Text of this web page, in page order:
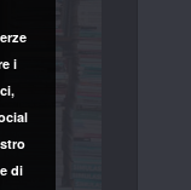
i
di